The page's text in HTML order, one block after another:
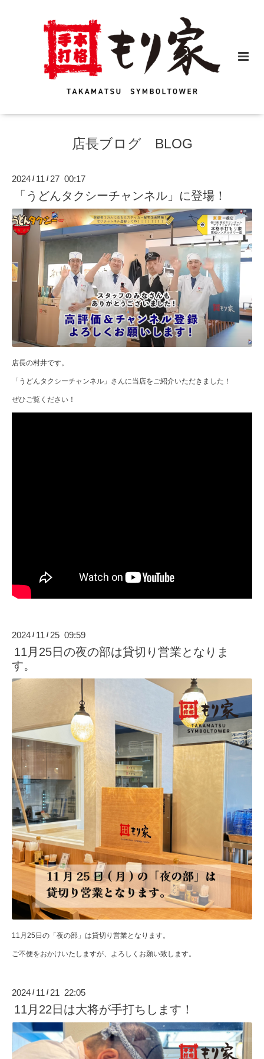
店長ブログ BLOG
2024 / 11 / 27 00:17
「うどんタクシーチャンネル」に登場！
店長の村井です。
「うどんタクシーチャンネル」さんに当店をご紹介いただきました！
ぜひご覧ください！
2024 / 11 / 25 09:59
11月25日の夜の部は貸切り営業となりま
す。
11月25日の「夜の部」は貸切り営業となります。
ご不便をおかけいたしますが、よろしくお願い致します。
2024 / 11 / 21 22:05
11月22日は大将が手打ちします！